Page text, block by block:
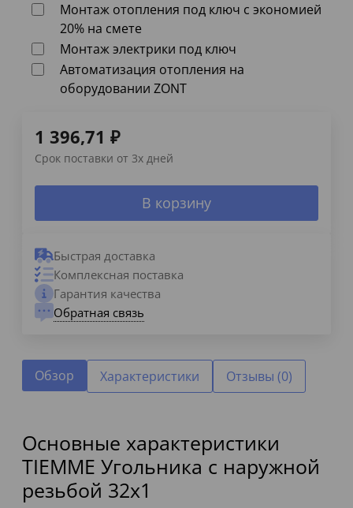
Монтаж отопления под ключ с экономией
20% на смете
Монтаж электрики под ключ
Автоматизация отопления на
оборудовании ZONT
1 396,71 ₽
Срок поставки от 3х дней
В корзину
Быстрая доставка
Комплексная поставка
Гарантия качества
Обратная связь
Обзор Характеристики Отзывы (0)
Основные характеристики
TIEMME Угольника с наружной
резьбой 32х1